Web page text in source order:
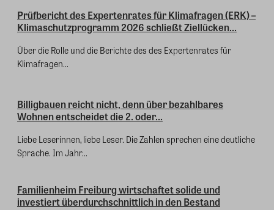
Prüfbericht des Expertenrates für Klimafragen (ERK) –
Klimaschutzprogramm 2026 schließt Ziellücken...
Über die Rolle und die Berichte des des Expertenrates für
Klimafragen...
Billigbauen reicht nicht, denn über bezahlbares
Wohnen entscheidet die 2. oder...
Liebe Leserinnen, liebe Leser. Die Zahlen sprechen eine deutliche
Sprache. Im Jahr...
Familienheim Freiburg wirtschaftet solide und
investiert überdurchschnittlich in den Bestand